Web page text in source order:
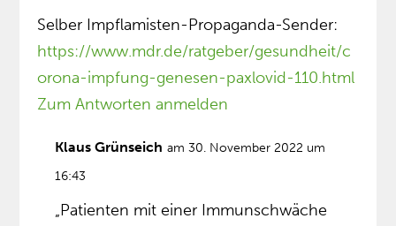
Selber Impflamisten-Propaganda-Sender:
https://www.mdr.de/ratgeber/gesundheit/c
orona-impfung-genesen-paxlovid-110.html
Zum Antworten anmelden
Klaus Grünseich am 30. November 2022 um
16:43
„Patienten mit einer Immunschwäche